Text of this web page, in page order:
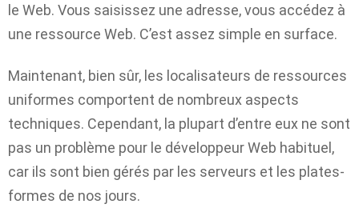
le Web. Vous saisissez une adresse, vous accédez à
une ressource Web. C’est assez simple en surface.
Maintenant, bien sûr, les localisateurs de ressources
uniformes comportent de nombreux aspects
techniques. Cependant, la plupart d’entre eux ne sont
pas un problème pour le développeur Web habituel,
car ils sont bien gérés par les serveurs et les plates-
formes de nos jours.